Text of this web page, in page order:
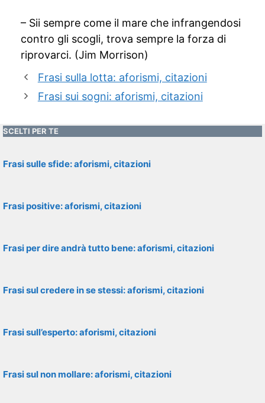
– Sii sempre come il mare che infrangendosi
contro gli scogli, trova sempre la forza di
riprovarci. (Jim Morrison)
Frasi sulla lotta: aforismi, citazioni
Frasi sui sogni: aforismi, citazioni
SCELTI PER TE
Frasi sulle sfide: aforismi, citazioni
Frasi positive: aforismi, citazioni
Frasi per dire andrà tutto bene: aforismi, citazioni
Frasi sul credere in se stessi: aforismi, citazioni
Frasi sull’esperto: aforismi, citazioni
Frasi sul non mollare: aforismi, citazioni